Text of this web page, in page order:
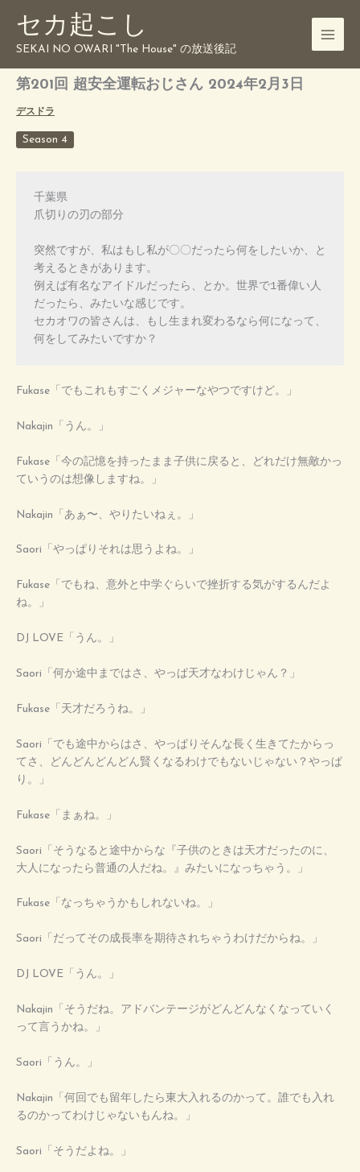
セカ起こし
SEKAI NO OWARI "The House" の放送後記
第201回 超安全運転おじさん 2024年2月3日
デスドラ
Season 4
千葉県
爪切りの刃の部分
突然ですが、私はもし私が〇〇だったら何をしたいか、と
考えるときがあります。
例えば有名なアイドルだったら、とか。世界で1番偉い人
だったら、みたいな感じです。
セカオワの皆さんは、もし生まれ変わるなら何になって、
何をしてみたいですか？
Fukase「でもこれもすごくメジャーなやつですけど。」
Nakajin「うん。」
Fukase「今の記憶を持ったまま子供に戻ると、どれだけ無敵かっ
ていうのは想像しますね。」
Nakajin「あぁ〜、やりたいねぇ。」
Saori「やっぱりそれは思うよね。」
Fukase「でもね、意外と中学ぐらいで挫折する気がするんだよ
ね。」
DJ LOVE「うん。」
Saori「何か途中まではさ、やっぱ天才なわけじゃん？」
Fukase「天才だろうね。」
Saori「でも途中からはさ、やっぱりそんな長く生きてたからっ
てさ、どんどんどんどん賢くなるわけでもないじゃない？やっぱ
り。」
Fukase「まぁね。」
Saori「そうなると途中からな『子供のときは天才だったのに、
大人になったら普通の人だね。』みたいになっちゃう。」
Fukase「なっちゃうかもしれないね。」
Saori「だってその成長率を期待されちゃうわけだからね。」
DJ LOVE「うん。」
Nakajin「そうだね。アドバンテージがどんどんなくなっていく
って言うかね。」
Saori「うん。」
Nakajin「何回でも留年したら東大入れるのかって。誰でも入れ
るのかってわけじゃないもんね。」
Saori「そうだよね。」